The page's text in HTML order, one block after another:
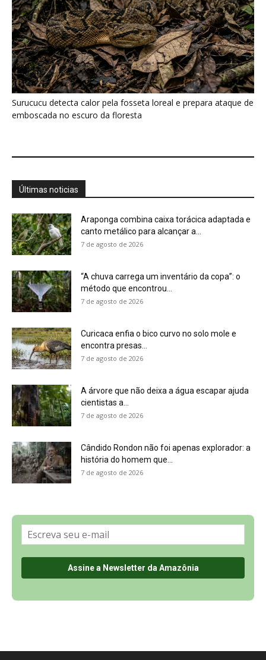
Araponga combina caixa torácica adaptada e
canto metálico para alcançar a...
7 de agosto de 2026
“A chuva carrega um inventário da copa”: o
método que encontrou...
7 de agosto de 2026
A árvore que não deixa a água escapar ajuda
7 de agosto de 2026
7 de agosto de 2026
Política de Privacidade, LGPD e RGPD
Últimas Notícias
🌎 Español
©